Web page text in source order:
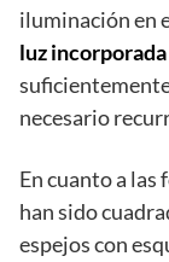
iluminación en
luz incorporada
necesario
En cuanto a las
han sido
espejos con